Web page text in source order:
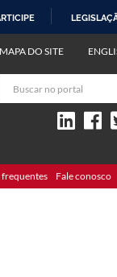
MAPA DO SITE
frequentes Fale conosco